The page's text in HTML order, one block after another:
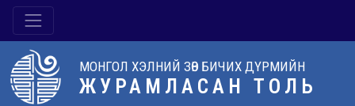
МОНГОЛ ХЭЛНИЙ ЗӨВ БИЧИХ ДҮРМИЙН
ЖУРАМЛАСАН ТОЛЬ